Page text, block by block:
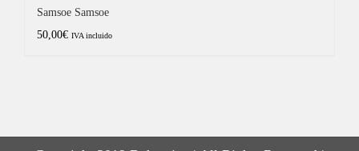
Samsoe Samsoe
50,00€ IVA incluido